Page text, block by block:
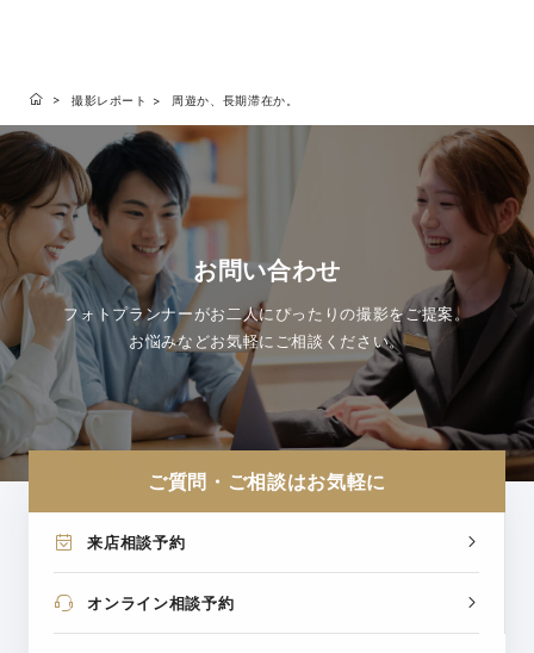
撮影レポート 周遊か、長期滞在か。
お問い合わせ
フォトプランナーがお二人にぴったりの撮影をご提案。
お悩みなどお気軽にご相談ください。
ご質問・ご相談はお気軽に
来店相談予約
オンライン相談予約